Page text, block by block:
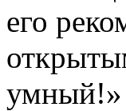
его
умный!»